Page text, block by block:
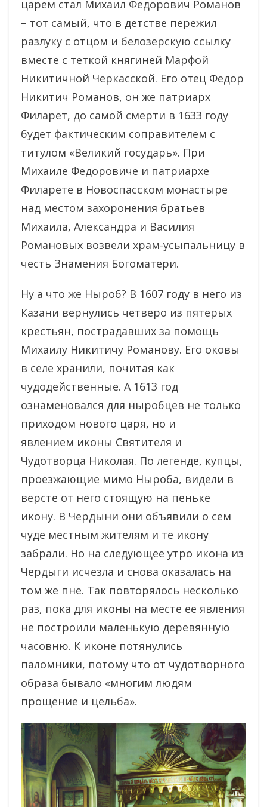
царем стал Михаил Федорович Романов
– тот самый, что в детстве пережил
разлуку с отцом и белозерскую ссылку
вместе с теткой княгиней Марфой
Никитичной Черкасской. Его отец Федор
Никитич Романов, он же патриарх
Филарет, до самой смерти в 1633 году
будет фактическим соправителем с
титулом «Великий государь». При
Михаиле Федоровиче и патриархе
Филарете в Новоспасском монастыре
над местом захоронения братьев
Михаила, Александра и Василия
Романовых возвели храм-усыпальницу в
честь Знамения Богоматери.
Ну а что же Ныроб? В 1607 году в него из
Казани вернулись четверо из пятерых
крестьян, пострадавших за помощь
Михаилу Никитичу Романову. Его оковы
в селе хранили, почитая как
чудодейственные. А 1613 год
ознаменовался для ныробцев не только
приходом нового царя, но и
явлением иконы Святителя и
Чудотворца Николая. По легенде, купцы,
проезжающие мимо Ныроба, видели в
версте от него стоящую на пеньке
икону. В Чердыни они объявили о сем
чуде местным жителям и те икону
забрали. Но на следующее утро икона из
Чердыги исчезла и снова оказалась на
том же пне. Так повторялось несколько
раз, пока для иконы на месте ее явления
не построили маленькую деревянную
часовню. К иконе потянулись
паломники, потому что от чудотворного
образа бывало «многим людям
прощение и цельба».